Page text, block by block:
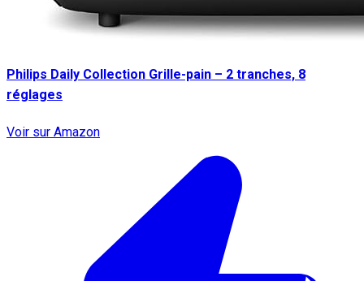
Philips Daily Collection Grille-pain – 2 tranches, 8
réglages
Voir sur Amazon